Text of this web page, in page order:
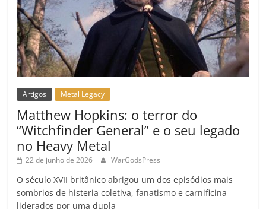
Artigos Metal Legacy
Matthew Hopkins: o terror do
“Witchfinder General” e o seu legado
no Heavy Metal
22 de junho de 2026 WarGodsPress
O século XVII britânico abrigou um dos episódios mais
sombrios de histeria coletiva, fanatismo e carnificina
liderados por uma dupla